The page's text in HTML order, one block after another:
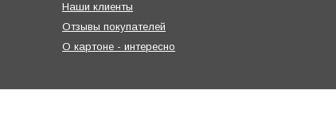
Наши клиенты
Отзывы покупателей
О картоне - интересно